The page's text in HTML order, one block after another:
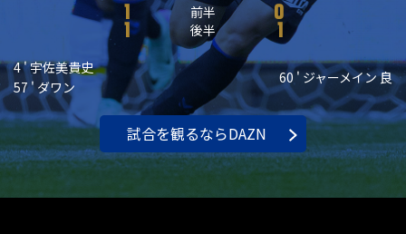
1 前半
0
1
後半 1
4 ' 宇佐美貴史
57 ' ダワン
60 ' ジャーメイン 良
試合を観るならDAZN